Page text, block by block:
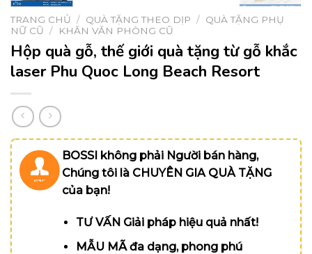
TRANG CHỦ / QUÀ TẶNG THEO DỊP / QUÀ TẶNG PHỤ
NỮ CŨ / KHĂN VĂN PHÒNG CŨ
Hộp quà gỗ, thế giới quà tặng từ gỗ khắc
laser Phu Quoc Long Beach Resort
BOSSI không phải Người bán hàng,
Chúng tôi là CHUYÊN GIA QUÀ TẶNG
của bạn!
TƯ VẤN Giải pháp hiệu quả nhất!
MẪU MÃ đa dạng, phong phú